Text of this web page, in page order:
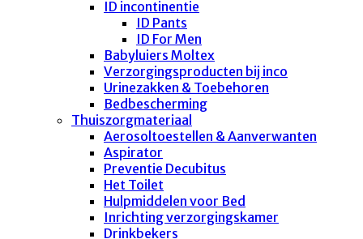
ID incontinentie
ID Pants
ID For Men
Babyluiers Moltex
Verzorgingsproducten bij inco
Urinezakken & Toebehoren
Bedbescherming
Thuiszorgmateriaal
Aerosoltoestellen & Aanverwanten
Aspirator
Preventie Decubitus
Het Toilet
Hulpmiddelen voor Bed
Inrichting verzorgingskamer
Drinkbekers